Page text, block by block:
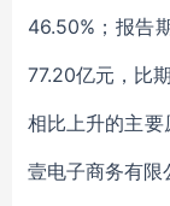
46.50%；报告
77.20亿元，比
相比上升的主
壹电子商务有限